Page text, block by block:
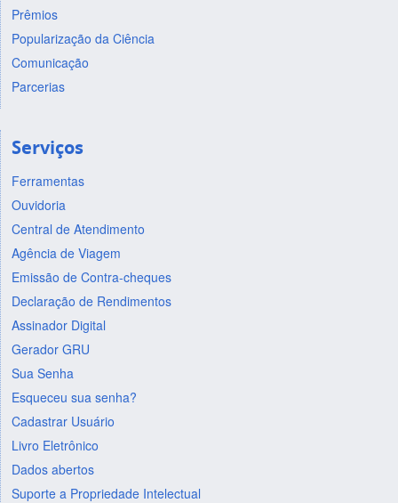
Prêmios
Popularização da Ciência
Comunicação
Parcerias
Serviços
Ferramentas
Ouvidoria
Central de Atendimento
Agência de Viagem
Emissão de Contra-cheques
Declaração de Rendimentos
Assinador Digital
Gerador GRU
Sua Senha
Esqueceu sua senha?
Cadastrar Usuário
Livro Eletrônico
Dados abertos
Suporte a Propriedade Intelectual